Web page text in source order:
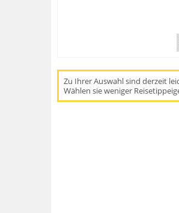
Zu Ihrer Auswahl sind derzeit
Wählen sie weniger